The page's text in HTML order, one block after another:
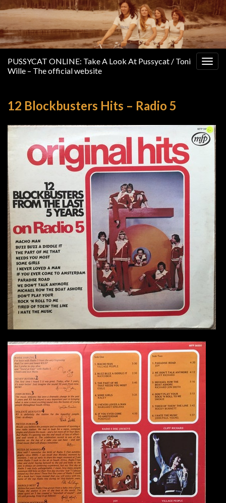
PUSSYCAT ONLINE: Take A Look At Pussycat / Toni
Wille – The official website
12 Blockbusters Hits – Radio 5